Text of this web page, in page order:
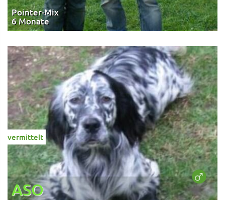
Pointer-Mix
6 Monate
vermittelt
ASO